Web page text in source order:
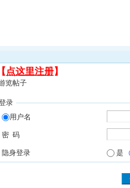
【 点这里注册】
览帖子
录
用户名
密 码
隐身登录 是